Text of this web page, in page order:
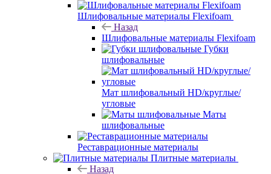
Шлифовальные материалы Flexifoam
Назад
Шлифовальные материалы Flexifoam
Губки
шлифовальные
Мат шлифовальный HD/круглые/
угловые
Маты
шлифовальные
Реставрационные материалы
Плитные материалы
Назад